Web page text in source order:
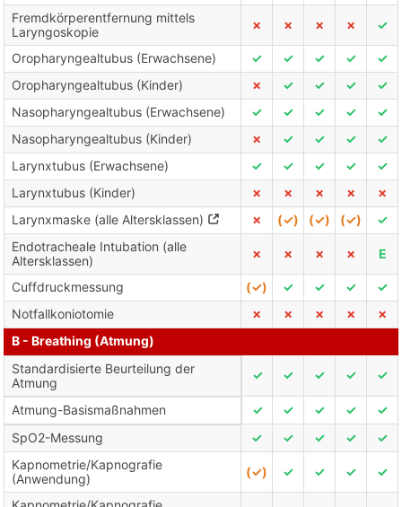
Fremdkörperentfernung mittels
Laryngoskopie
✗ ✗ ✗ ✗ ✓
Oropharyngealtubus (Erwachsene) ✓ ✓ ✓ ✓
✓
Oropharyngealtubus (Kinder)
✗ ✓ ✓ ✓
✓
Nasopharyngealtubus (Erwachsene)
✓ ✓ ✓ ✓
✓
Nasopharyngealtubus (Kinder)
✗ ✓ ✓ ✓
✓
Larynxtubus (Erwachsene)
✓ ✓ ✓ ✓
✓
Larynxtubus (Kinder)
✗ ✗ ✗ ✗
✗
Larynxmaske (alle Altersklassen)
✗ (✓) (✓) (✓)
✓
Endotracheale Intubation (alle
Altersklassen)
✗ ✗ ✗ ✗ E
Cuffdruckmessung (✓) ✓ ✓ ✓
✓
Notfallkoniotomie
✗ ✗ ✗ ✗
✗
B - Breathing (Atmung)
Standardisierte Beurteilung der
Atmung
✓ ✓ ✓ ✓ ✓
Atmung-Basismaßnahmen ✓ ✓ ✓ ✓
✓
SpO2-Messung
✓ ✓ ✓ ✓
✓
Kapnometrie/Kapnografie
(Anwendung)
(✓) ✓ ✓ ✓ ✓